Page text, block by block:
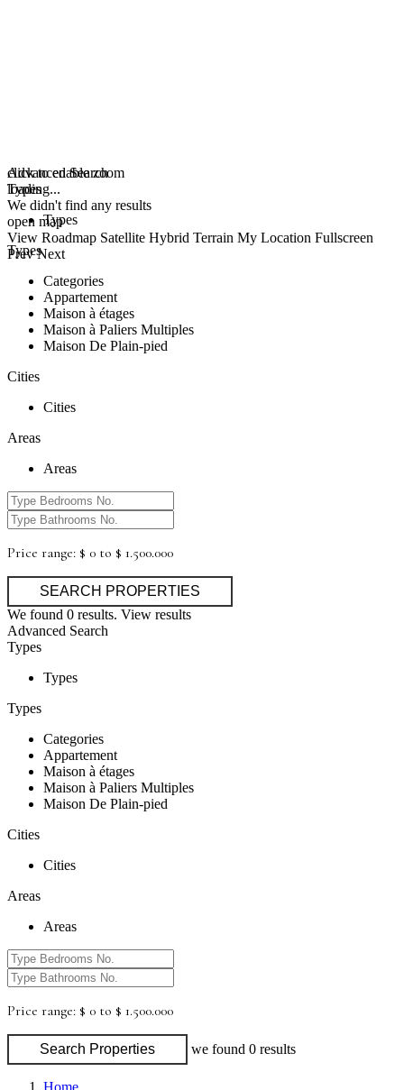
click to enable zoom
loading...
We didn't find any results
open map
View Roadmap Satellite Hybrid Terrain My Location Fullscreen
Prev Next
Advanced Search
Types
Types
Types
Categories
Appartement
Maison à étages
Maison à Paliers Multiples
Maison De Plain-pied
Cities
Cities
Areas
Areas
Price range: $ 0 to $ 1.500.000
We found 0 results. View results
Advanced Search
Types
Types
Types
Categories
Appartement
Maison à étages
Maison à Paliers Multiples
Maison De Plain-pied
Cities
Cities
Areas
Areas
Price range: $ 0 to $ 1.500.000
Search Properties we found 0 results